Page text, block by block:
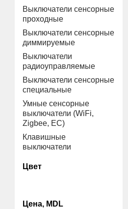
Выключатели сенсорные
проходные
Выключатели сенсорные
диммируемые
Выключатели
радиоуправляемые
Выключатели сенсорные
специальные
Умные сенсорные
выключатели (WiFi,
Zigbee, EC)
Клавишные
выключатели
Цвет
Цена, MDL